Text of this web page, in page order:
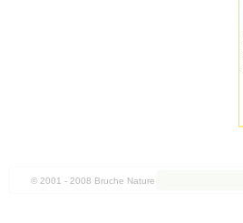
© 2001 - 2008 Bruche Nature